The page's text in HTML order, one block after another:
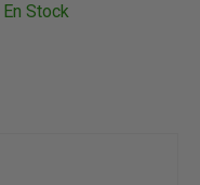
En Stock